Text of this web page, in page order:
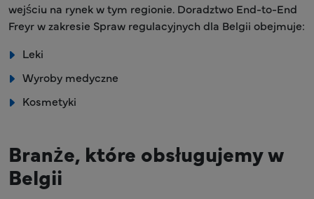
wejściu na rynek w tym regionie. Doradztwo End-to-End
Freyr w zakresie Spraw regulacyjnych dla Belgii obejmuje:
Leki
Wyroby medyczne
Kosmetyki
Branże, które obsługujemy w
Belgii